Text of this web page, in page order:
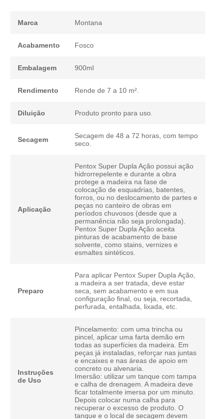
Marca Montana
Acabamento Fosco
Embalagem 900ml
Rendimento Rende de 7 a 10 m².
Diluição Produto pronto para uso.
Secagem
Secagem de 48 a 72 horas, com tempo
seco.
Aplicação
Pentox Super Dupla Ação possui ação
hidrorrepelente e durante a obra
protege a madeira na fase de
colocação de esquadrias, batentes,
forros, ou no deslocamento de partes e
peças no canteiro de obras em
períodos chuvosos (desde que a
permanência não seja prolongada).
Pentox Super Dupla Ação aceita
pinturas de acabamento de base
solvente, como stains, vernizes e
esmaltes sintéticos.
Preparo
Para aplicar Pentox Super Dupla Ação,
a madeira a ser tratada, deve estar
seca, sem acabamento e em sua
configuração final, ou seja, recortada,
perfurada, entalhada, lixada, etc.
Instruções
de Uso
Pincelamento: com uma trincha ou
pincel, aplicar uma farta demão em
todas as superfícies da madeira. Em
peças já instaladas, reforçar nas juntas
e encaixes e nas áreas de apoio em
concreto ou alvenaria.
Imersão: utilizar um tanque com tampa
e calha de drenagem. A madeira deve
ficar totalmente imersa por um minuto.
Depois colocar numa calha para
recuperar o excesso de produto. O
tanque e o local de secagem devem